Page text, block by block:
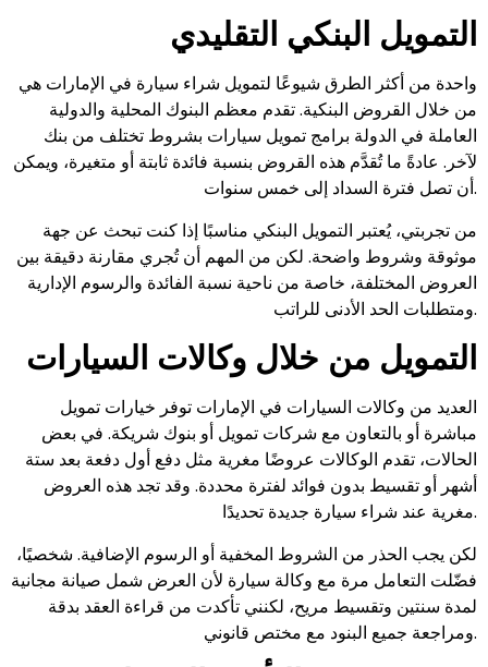
التمويل البنكي التقليدي
واحدة من أكثر الطرق شيوعًا لتمويل شراء سيارة في الإمارات هي
من خلال القروض البنكية. تقدم معظم البنوك المحلية والدولية
العاملة في الدولة برامج تمويل سيارات بشروط تختلف من بنك
لآخر. عادةً ما تُقدَّم هذه القروض بنسبة فائدة ثابتة أو متغيرة، ويمكن
أن تصل فترة السداد إلى خمس سنوات.
من تجربتي، يُعتبر التمويل البنكي مناسبًا إذا كنت تبحث عن جهة
موثوقة وشروط واضحة. لكن من المهم أن تُجري مقارنة دقيقة بين
العروض المختلفة، خاصة من ناحية نسبة الفائدة والرسوم الإدارية
ومتطلبات الحد الأدنى للراتب.
التمويل من خلال وكالات السيارات
العديد من وكالات السيارات في الإمارات توفر خيارات تمويل
مباشرة أو بالتعاون مع شركات تمويل أو بنوك شريكة. في بعض
الحالات، تقدم الوكالات عروضًا مغرية مثل دفع أول دفعة بعد ستة
أشهر أو تقسيط بدون فوائد لفترة محددة. وقد تجد هذه العروض
مغرية عند شراء سيارة جديدة تحديدًا.
لكن يجب الحذر من الشروط المخفية أو الرسوم الإضافية. شخصيًا،
فضّلت التعامل مرة مع وكالة سيارة لأن العرض شمل صيانة مجانية
لمدة سنتين وتقسيط مريح، لكنني تأكدت من قراءة العقد بدقة
ومراجعة جميع البنود مع مختص قانوني.